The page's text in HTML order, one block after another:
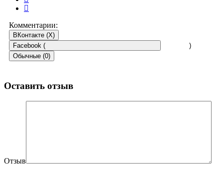
Комментарии:
ВКонтакте (X)
Facebook (
)
Обычные (0)
Оставить отзыв
Отзыв